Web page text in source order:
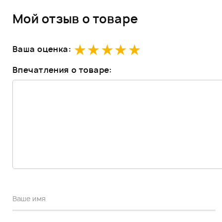
Мой отзыв о товаре
Ваша оценка:
Впечатления о товаре: